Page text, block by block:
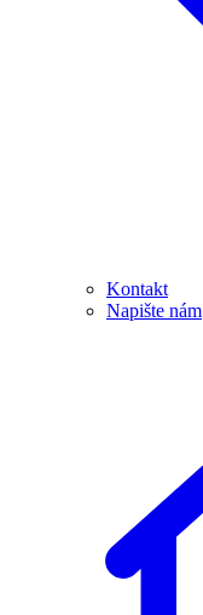
Kontakt
Napište nám